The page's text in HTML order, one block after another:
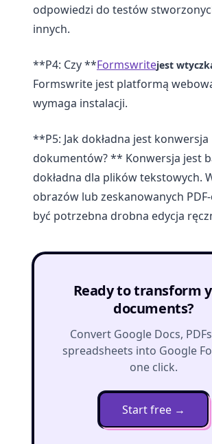
odpowiedzi do testów
innych.
**P4: Czy **Formswritejest
Formswrite jest platformą
wymaga instalacji.
**P5: Jak dokładna jest konwersja
dokumentów? ** Konwersja jest
dokładna dla plików tekstowych.
obrazów lub zeskanowanych
być potrzebna drobna edycja
Ready to transform
documents?
Convert Google Docs,
spreadsheets into Google
one click.
Start free →